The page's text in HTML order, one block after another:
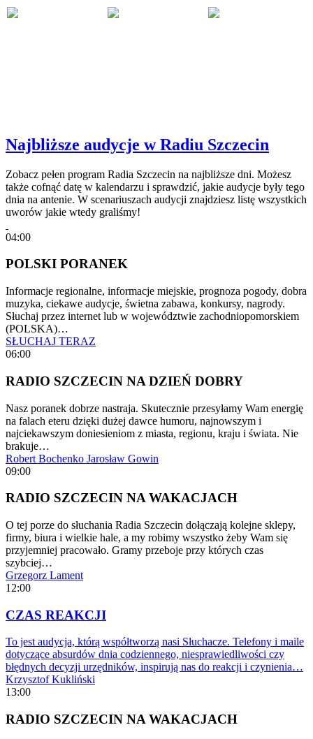
Najbliższe audycje w Radiu Szczecin
Zobacz pełen program Radia Szczecin na najbliższe dni. Możesz
także cofnąć datę w kalendarzu i sprawdzić, jakie audycje były tego
dnia na antenie. W scenariuszach audycji znajdziesz listę wszystkich
uworów jakie wtedy graliśmy!
04:00
POLSKI PORANEK
Informacje regionalne, informacje miejskie, prognoza pogody, dobra
muzyka, ciekawe audycje, świetna zabawa, konkursy, nagrody.
Słuchaj przez internet lub w województwie zachodniopomorskiem
(POLSKA)…
SŁUCHAJ TERAZ
06:00
RADIO SZCZECIN NA DZIEŃ DOBRY
Nasz poranek dobrze nastraja. Skutecznie przesyłamy Wam energię
na falach eteru dzięki dużej dawce humoru, najnowszym i
najciekawszym doniesieniom z miasta, regionu, kraju i świata. Nie
brakuje…
Robert Bochenko Jarosław Gowin
09:00
RADIO SZCZECIN NA WAKACJACH
O tej porze do słuchania Radia Szczecin dołączają kolejne sklepy,
firmy, biura i wielkie hale, a my robimy wszystko żeby Wam się
przyjemniej pracowało. Gramy przeboje przy których czas
szybciej…
Grzegorz Lament
12:00
CZAS REAKCJI
To jest audycja, którą współtworzą nasi Słuchacze. Telefony i maile
dotyczące absurdów dnia codziennego, niesprawiedliwości czy
błędnych decyzji urzędników, inspirują nas do reakcji i czynienia…
Krzysztof Kukliński
13:00
RADIO SZCZECIN NA WAKACJACH